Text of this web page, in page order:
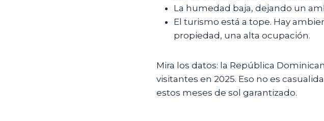
La humedad baja, dejando un
El turismo está a tope. Hay
propiedad, una alta ocupación.
Mira los datos: la República
visitantes en 2025. Eso no es
estos meses de sol garantizado.